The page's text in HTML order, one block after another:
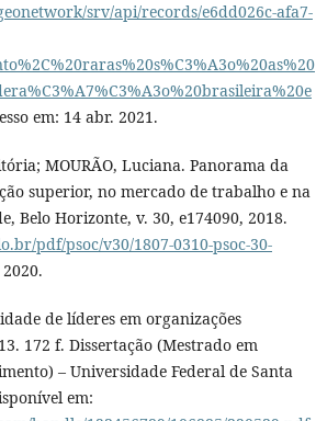
srv/api/records/e6dd026c-afa7-
em: 14 abr. 2021.
MOURÃO, Luciana. Panorama da
superior, no mercado de trabalho e na
Belo Horizonte, v. 30, e174090, 2018.
pdf/psoc/v30/1807-0310-psoc-30-
de líderes em organizações
172 f. Dissertação (Mestrado em
– Universidade Federal de Santa
em: